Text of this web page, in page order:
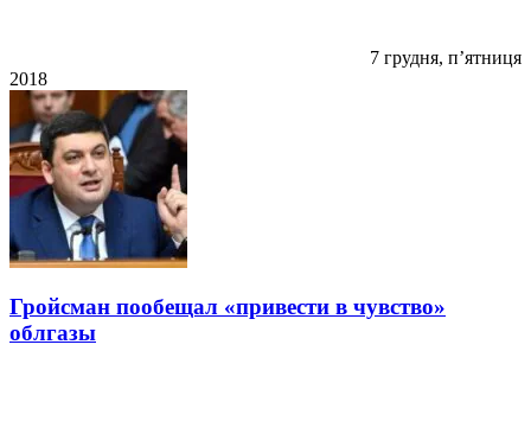
7 грудня, п’ятниця
2018
Гройсман пообещал «привести в чувство»
облгазы